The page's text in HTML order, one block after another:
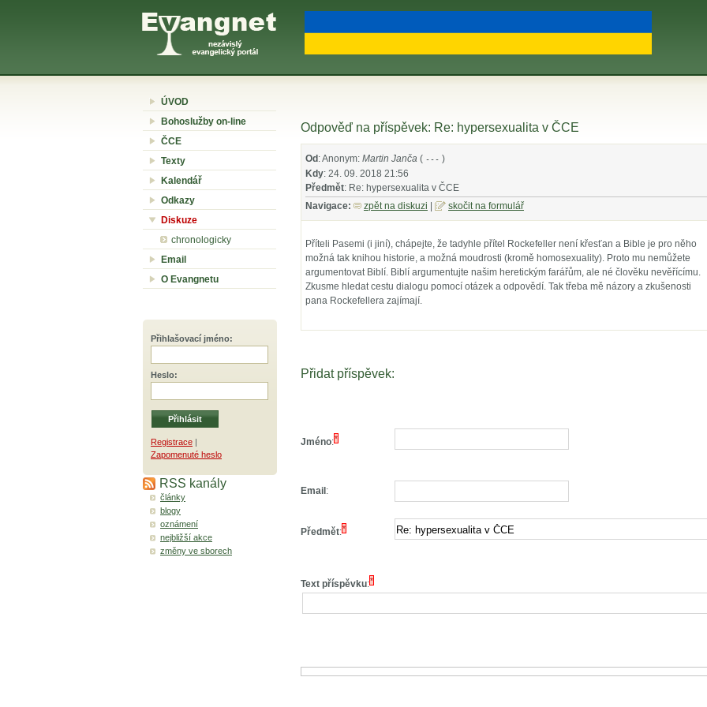
ÚVOD
Bohoslužby on-line
ČCE
Texty
Kalendář
Odkazy
Diskuze
chronologicky
Email
O Evangnetu
Přihlašovací jméno:
Heslo:
Registrace |
Zapomenuté heslo
RSS kanály
články
blogy
oznámení
nejbližší akce
změny ve sborech
Odpověď na příspěvek: Re: hypersexualita v ČCE
Od : Anonym: Martin Janča ( --- )
Kdy: 24. 09. 2018 21:56
Předmět: Re: hypersexualita v ČCE
Navigace:
zpět na diskuzi skočit na formulář
Příteli Pasemi (i jiní), chápejte, že tadyhle přítel Rockefeller není křesťan a Bible je pro něho
možná tak knihou historie, a možná moudrosti (kromě homosexuality). Proto mu nemůžete
argumentovat Biblí. Biblí argumentujte našim heretickým farářům, ale né člověku nevěřícímu.
Zkusme hledat cestu dialogu pomocí otázek a odpovědí. Tak třeba mě názory a zkušenosti
pana Rockefellera zajímají.
Přidat příspěvek:
Jméno:*
Email :
Předmět:*
Text příspěvku:*